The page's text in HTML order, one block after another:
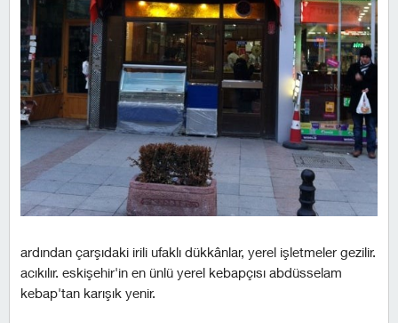
ardından çarşıdaki irili ufaklı dükkânlar, yerel işletmeler gezilir.
acıkılır. eskişehir'in en ünlü yerel kebapçısı abdüsselam
kebap'tan karışık yenir.